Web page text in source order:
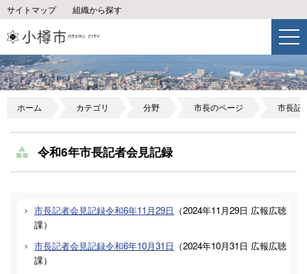
サイトマップ 組織から探す
ホーム カテゴリ 分野 市長のページ 市長記
令和6年市長記者会見記録
市長記者会見記録令和6年11月29日 （2024年11月29日 広報広聴
課）
市長記者会見記録令和6年10月31日 （2024年10月31日 広報広聴
課）